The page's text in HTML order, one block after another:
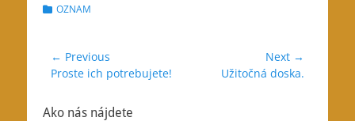
Categories
OZNAM
Navigácia
v
← Previous
Previous
Proste ich potrebujete!
Next →
Užitočná doska.
Ako nás nájdete